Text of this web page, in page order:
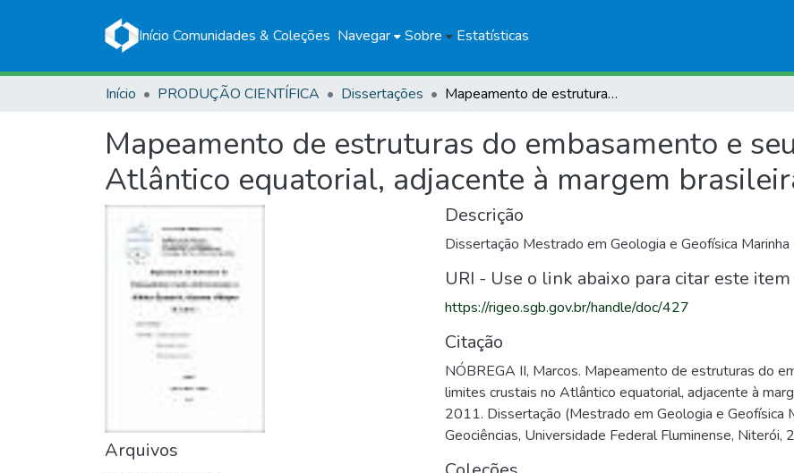
Início Comunidades & Coleções Navegar Sobre Estatísticas
Início PRODUÇÃO CIENTÍFICA Dissertações Mapeamento de estruturas do embasamento e seus limites crustais no Atlântico equatorial, adjacente à margem brasileira
Mapeamento de estruturas do embasamento e
Atlântico equatorial, adjacente à margem
Arquivos
Descrição
Dissertação Mestrado em Geologia e Geofísica Marinha
URI - Use o link abaixo para citar este item
https://rigeo.sgb.gov.br/handle/doc/427
Citação
NÓBREGA II, Marcos. Mapeamento de estruturas do
limites crustais no Atlântico equatorial, adjacente à
2011. Dissertação (Mestrado em Geologia e Geofísica
Geociências, Universidade Federal Fluminense, Niterói,